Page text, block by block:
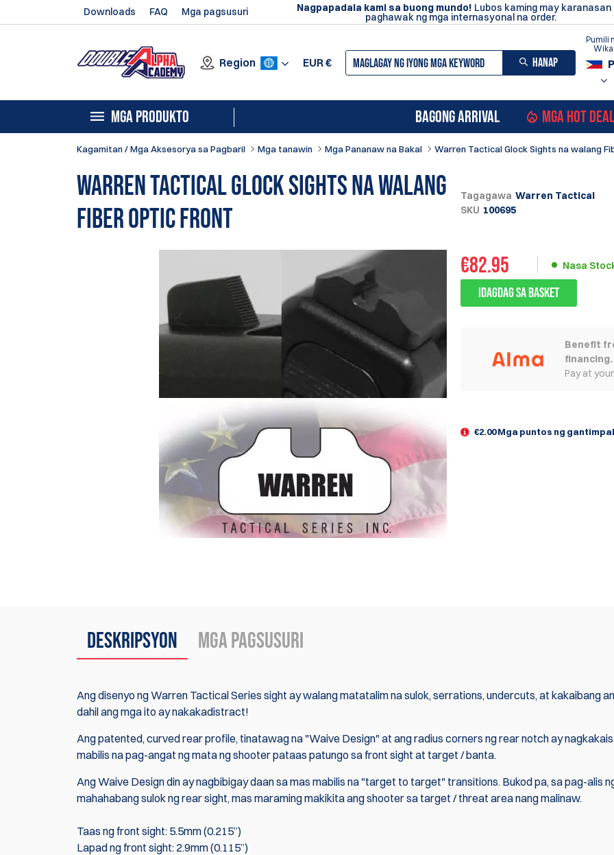
Downloads FAQ Mga pagsusuri Nagpapadala kami sa buong mundo! Lubos kaming may karanasan
paghawak ng mga internasyonal na order.
Region EUR€ HANAP
Pumili
Wika
MGA PRODUKTO BAGONG ARRIVAL MGA HOT DEAL
Kagamitan / Mga Aksesorya sa Pagbaril Mga tanawin Mga Pananaw na Bakal Warren Tactical Glock Sights na walang
Warren Tactical Glock Sights na walang
Fiber Optic Front
Tagagawa Warren Tactical
SKU 100695
€82.95 Nasa
Idagdag sa Basket
Benefit
financing.
Pay at
€2.00 Mga puntos ng
Deskripsyon Mga Pagsusuri
Ang disenyo ng Warren Tactical Series sight ay walang matatalim na sulok, serrations, undercuts, at kakaibang
dahil ang mga ito ay nakakadistract!
Ang patented, curved rear profile, tinatawag na "Waive Design" at ang radius corners ng rear notch ay
mabilis na pag-angat ng mata ng shooter pataas patungo sa front sight at target / banta.
Ang Waive Design din ay nagbibigay daan sa mas mabilis na "target to target" transitions. Bukod pa, sa pag-alis
mahahabang sulok ng rear sight, mas maraming makikita ang shooter sa target / threat area nang malinaw.
Taas ng front sight: 5.5mm (0.215”)
Lapad ng front sight: 2.9mm (0.115”)